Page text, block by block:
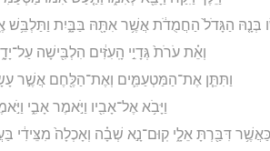
בְּנָ֤הּ הַגָּדֹל֙ הַחֲמֻדֹ֔ת אֲשֶׁ֥ר אִתָּ֖הּ בַּבָּ֑יִת וַתַּלְבֵּ֥שׁ
וְאֵ֗ת עֹרֹת֙ גְּדָיֵ֣י הָֽעִזִּ֔ים הִלְבִּ֖ישָׁה
וַתִּתֵּ֧ן אֶת־הַמַּטְעַמִּ֛ים וְאֶת־הַלֶּ֖חֶם אֲשֶׁ֣ר
וַיָּבֹ֥א אֶל־אָבִ֖יו וַיֹּ֣אמֶר אָבִ֑י
דִּבַּ֖רְתָּ אֵלָ֑י קֽוּם־נָ֣א שְׁבָ֗ה וְאָכְלָה֙ מִצֵּידִ֔י